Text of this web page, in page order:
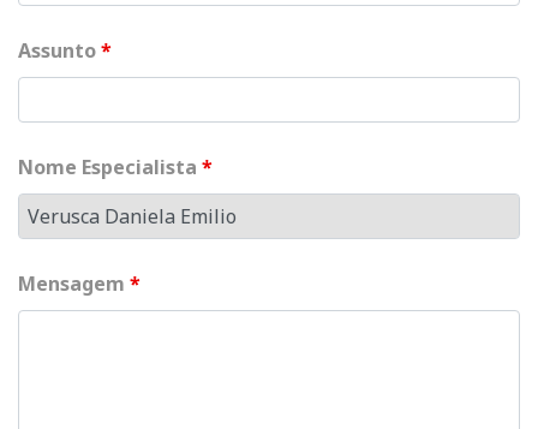
Assunto*
Nome Especialista *
Mensagem *